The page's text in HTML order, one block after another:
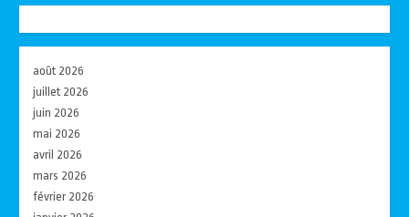
août 2026
juillet 2026
juin 2026
mai 2026
avril 2026
mars 2026
février 2026